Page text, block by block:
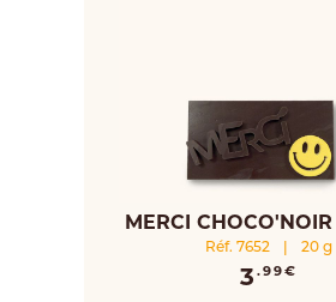
MERCI
Réf. 7652 20 g
3 .99€